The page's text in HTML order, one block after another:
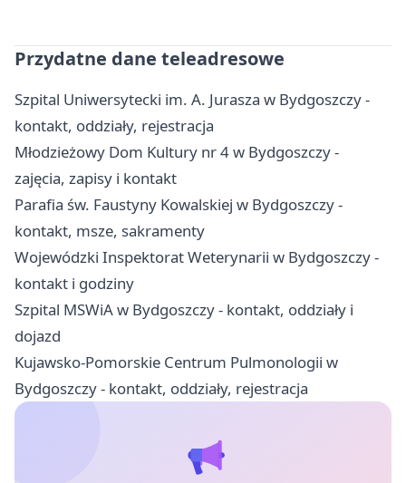
Przydatne dane teleadresowe
Szpital Uniwersytecki im. A. Jurasza w Bydgoszczy -
kontakt, oddziały, rejestracja
Młodzieżowy Dom Kultury nr 4 w Bydgoszczy -
zajęcia, zapisy i kontakt
Parafia św. Faustyny Kowalskiej w Bydgoszczy -
kontakt, msze, sakramenty
Wojewódzki Inspektorat Weterynarii w Bydgoszczy -
kontakt i godziny
Szpital MSWiA w Bydgoszczy - kontakt, oddziały i
dojazd
Kujawsko-Pomorskie Centrum Pulmonologii w
Bydgoszczy - kontakt, oddziały, rejestracja